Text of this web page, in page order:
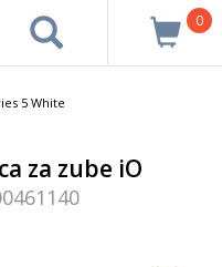
0
5 White
za zube iO